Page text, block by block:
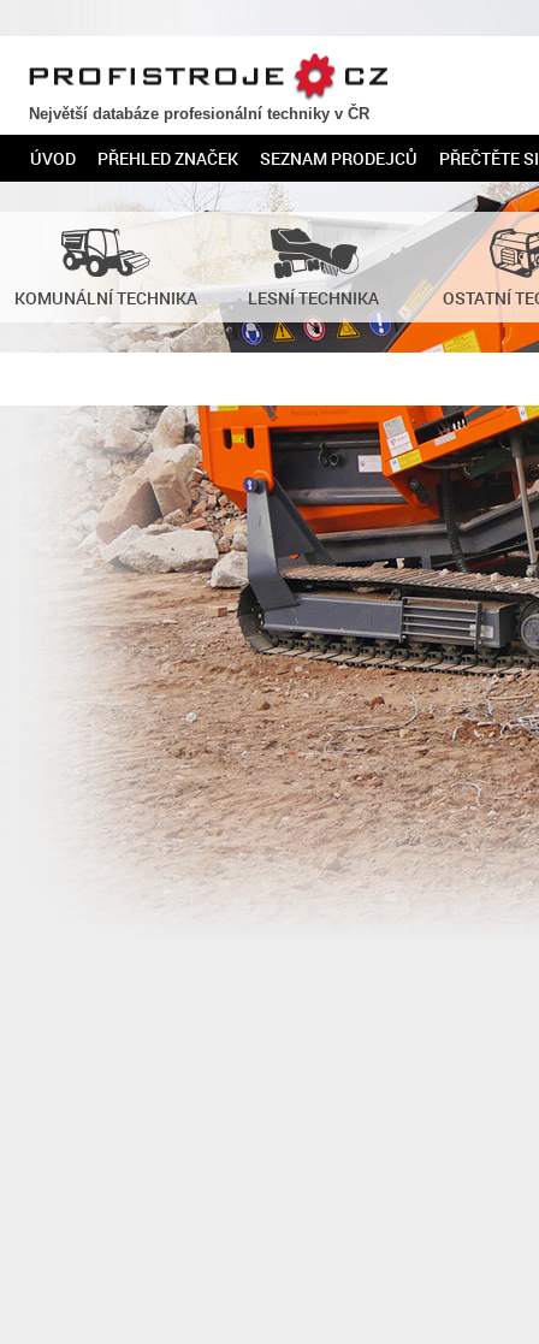
PROFISTROJE.CZ
Největší databáze profesionální techniky v ČR
ÚVOD PŘEHLED ZNAČEK SEZNAM PRODEJCŮ PŘEČTĚTE SI
KOMUNÁLNÍ TECHNIKA LESNÍ TECHNIKA OSTATNÍ